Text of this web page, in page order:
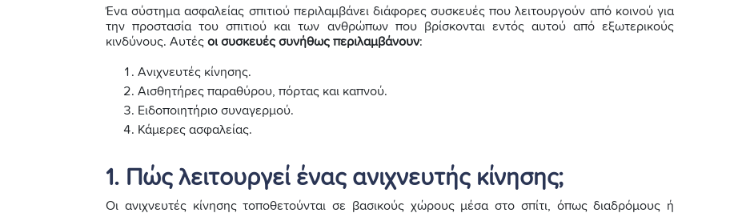
Ένα σύστημα ασφαλείας σπιτιού περιλαμβάνει διάφορες συσκευές που λειτουργούν από κοινού για
την προστασία του σπιτιού και των ανθρώπων που βρίσκονται εντός αυτού από εξωτερικούς
κινδύνους. Αυτές οι συσκευές συνήθως περιλαμβάνουν:
Ανιχνευτές κίνησης.
Αισθητήρες παραθύρου, πόρτας και καπνού.
Ειδοποιητήριο συναγερμού.
Κάμερες ασφαλείας.
1. Πώς λειτουργεί ένας ανιχνευτής κίνησης;
Οι ανιχνευτές κίνησης τοποθετούνται σε βασικούς χώρους μέσα στο σπίτι, όπως διαδρόμους ή